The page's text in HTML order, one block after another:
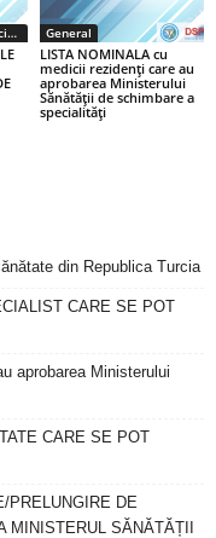
Certificate medici specialiști / primari General
LISTA NOMINALA cu
medicii rezidenţi care au
aprobarea Ministerului
Sănătăţii de schimbare a
specialităţi
din Republica Turcia
CARE SE POT
aprobarea Ministerului
CARE SE POT
PRELUNGIRE DE
MINISTERUL SĂNĂTĂȚII